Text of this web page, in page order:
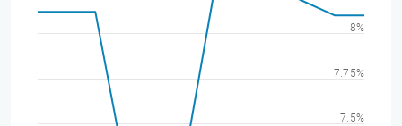
7.5%
7.75%
8%